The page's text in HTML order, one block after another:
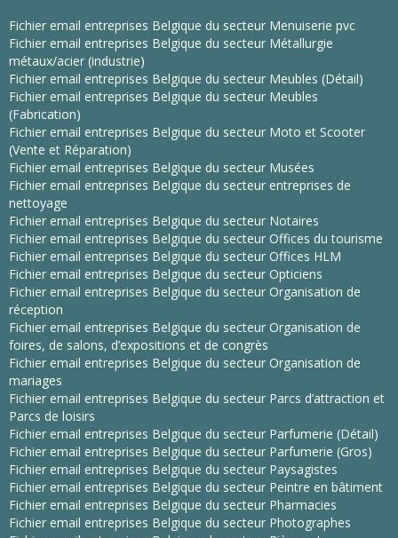
Fichier email entreprises Belgique du secteur Menuiserie pvc
Fichier email entreprises Belgique du secteur Métallurgie
métaux/acier (industrie)
Fichier email entreprises Belgique du secteur Meubles (Détail)
Fichier email entreprises Belgique du secteur Meubles
(Fabrication)
Fichier email entreprises Belgique du secteur Moto et Scooter
(Vente et Réparation)
Fichier email entreprises Belgique du secteur Musées
Fichier email entreprises Belgique du secteur entreprises de
nettoyage
Fichier email entreprises Belgique du secteur Notaires
Fichier email entreprises Belgique du secteur Offices du tourisme
Fichier email entreprises Belgique du secteur Offices HLM
Fichier email entreprises Belgique du secteur Opticiens
Fichier email entreprises Belgique du secteur Organisation de
réception
Fichier email entreprises Belgique du secteur Organisation de
foires, de salons, d’expositions et de congrès
Fichier email entreprises Belgique du secteur Organisation de
mariages
Fichier email entreprises Belgique du secteur Parcs d’attraction et
Parcs de loisirs
Fichier email entreprises Belgique du secteur Parfumerie (Détail)
Fichier email entreprises Belgique du secteur Parfumerie (Gros)
Fichier email entreprises Belgique du secteur Paysagistes
Fichier email entreprises Belgique du secteur Peintre en bâtiment
Fichier email entreprises Belgique du secteur Pharmacies
Fichier email entreprises Belgique du secteur Photographes